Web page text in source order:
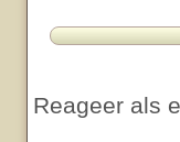
Reageer als